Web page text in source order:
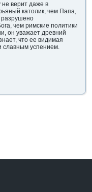
верит даже в
католик, чем Папа,
разрушено
чем римские пοлитики
он уважает древний
что ее видимая
славным успением.